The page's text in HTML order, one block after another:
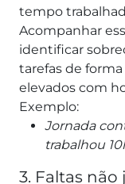
tempo
Acompanhar
identificar
tarefas de
elevados com
Exemplo:
Jornada
trabalhou
3. Faltas não